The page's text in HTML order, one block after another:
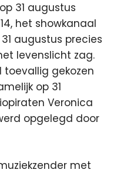
31 augustus
het showkanaal
augustus precies
levenslicht zag.
toevallig gekozen
op 31
Veronica
opgelegd door
met